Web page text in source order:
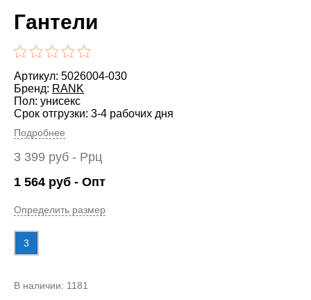
Гантели
Артикул: 5026004-030
Бренд: RANK
Пол: унисекс
Срок отгрузки: 3-4 рабочих дня
Подробнее
3 399 руб - Ррц
1 564 руб - Опт
Определить размер
3
В наличии: 1181